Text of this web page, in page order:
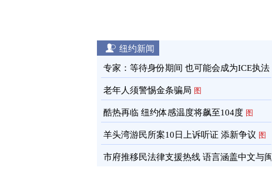
纽约新闻
专家：等待身份期间 也可能会成为ICE执法
目标 图
老年人须警惕金条骗局 图
酷热再临 纽约体感温度将飙至104度 图
羊头湾游民所案10日上诉听证 添新争议 图
市府推移民法律支援热线 语言涵盖中文与闽